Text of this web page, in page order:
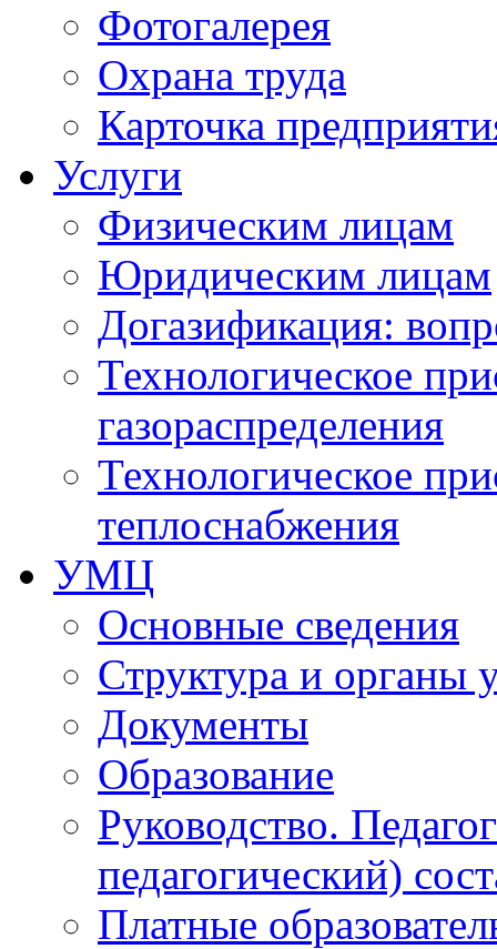
Фотогалерея
Охрана труда
Карточка
Услуги
Физическим лицам
Юридическим лицам
Догазификация:
Технологическое
газораспределения
Технологическое
теплоснабжения
УМЦ
Основные сведения
Структура и органы
Документы
Образование
Руководство.
педагогический)
Платные